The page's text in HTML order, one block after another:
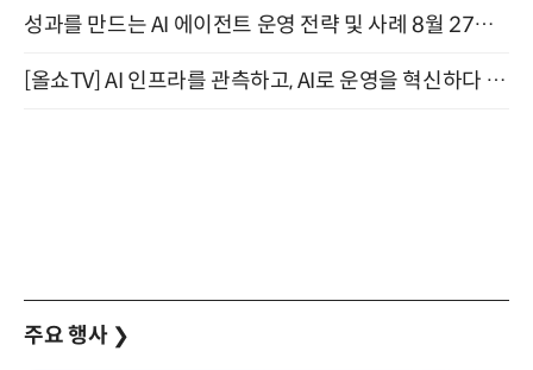
성과를 만드는 AI 에이전트 운영 전략 및 사례 8월 27일 개최
[올쇼TV] AI 인프라를 관측하고, AI로 운영을 혁신하다 (8월 11일 생방송)
주요 행사 ❯